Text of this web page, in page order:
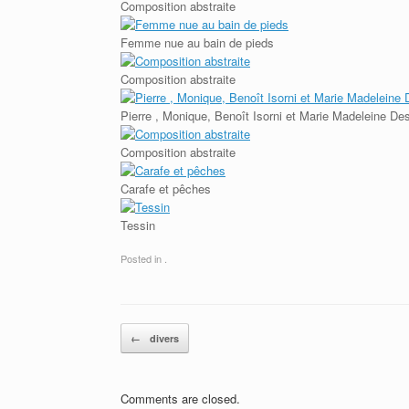
Composition abstraite
Femme nue au bain de pieds
Composition abstraite
Pierre , Monique, Benoît Isorni et Marie Madeleine
Composition abstraite
Carafe et pêches
Tessin
Posted in .
Post navigation
← divers
Comments are closed.